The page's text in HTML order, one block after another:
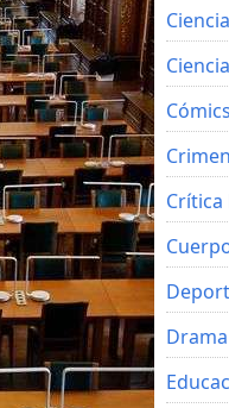
Ciencia
Cómics
Crimen
Drama